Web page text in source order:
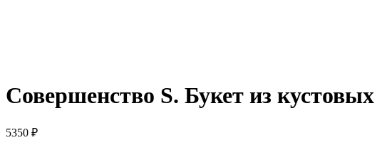
Совершенство S. Букет из
5350 ₽